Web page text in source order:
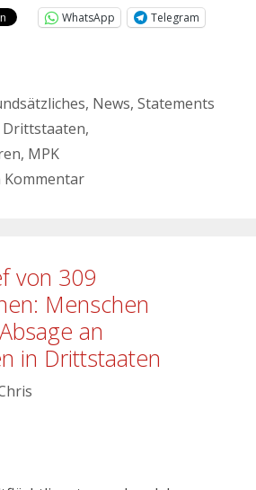
WhatsApp
Telegram
, News, Statements
Drittstaaten,
, MPK
Kommentar
von 309
Menschen
an
in Drittstaaten